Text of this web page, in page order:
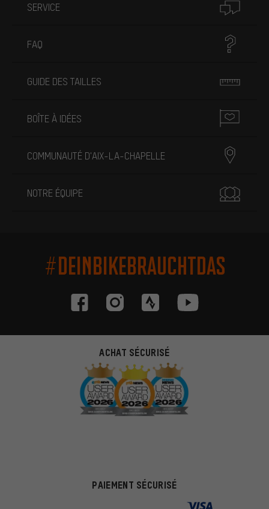
SERVICE
FAQ
GUIDE DES TAILLES
BOÎTE À IDÉES
COMMUNAUTÉ D'AIX-LA-CHAPELLE
NOTRE ÉQUIPE
#DEINBIKEBRAUCHTDAS
ACHAT SÉCURISÉ
PAIEMENT SÉCURISÉ